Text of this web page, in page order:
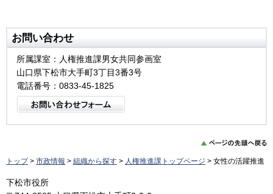
お問い合わせ
所属課室：人権推進課男女共同参画室
山口県下松市大手町3丁目3番3号
電話番号：0833-45-1825
トップ> 市政情報 > 組織から探す > 人権推進課トップページ > 女性の活躍推進
下松市役所